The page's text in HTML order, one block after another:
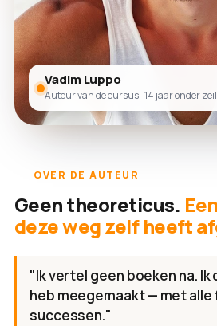
Vadim Luppo
Auteur van de cursus · 14 jaar onder zeil
OVER DE AUTEUR
Geen theoreticus.
deze weg zelf heeft
"Ik vertel geen boeken na. Ik
heb meegemaakt — met alle
successen."